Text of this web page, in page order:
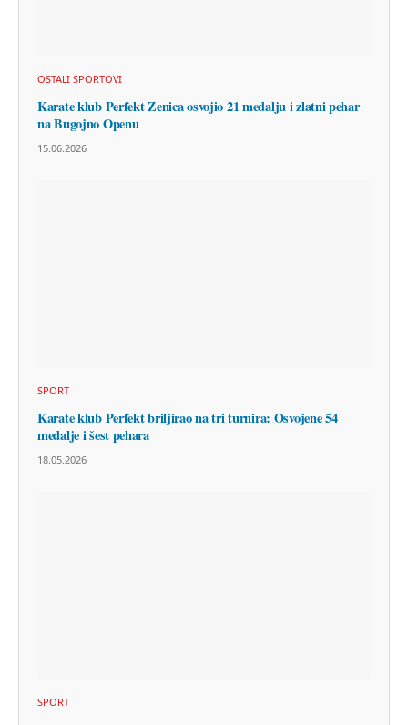
OSTALI SPORTOVI
Karate klub Perfekt Zenica osvojio 21 medalju i zlatni pehar
na Bugojno Openu
15.06.2026
SPORT
Karate klub Perfekt briljirao na tri turnira: Osvojene 54
medalje i šest pehara
18.05.2026
SPORT